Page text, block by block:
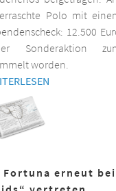
Polo mit
12.500
Sonderaktion
worden.
Fortuna erneut bei